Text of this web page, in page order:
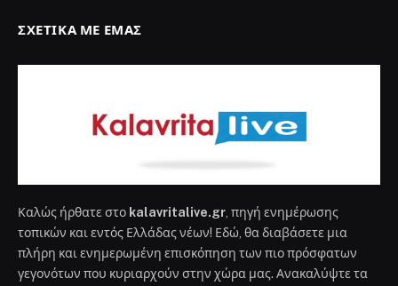
ΣΧΕΤΙΚΆ ΜΕ ΕΜΆΣ
Καλώς ήρθατε στο kalavritalive.gr, πηγή ενημέρωσης
τοπικών και εντός Ελλάδας νέων! Εδώ, θα διαβάσετε μια
πλήρη και ενημερωμένη επισκόπηση των πιο πρόσφατων
γεγονότων που κυριαρχούν στην χώρα μας. Ανακαλύψτε τα